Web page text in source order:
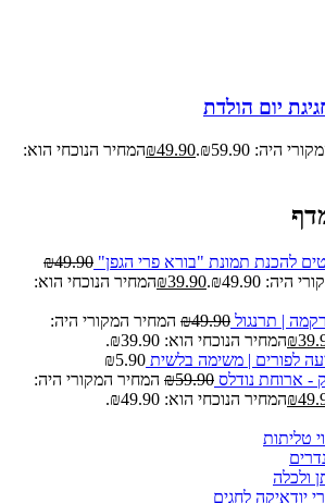
יום הולדת
היה: ₪59.90. ₪49.90
המחיר הנוכחי הוא:
להכנת תמונת "בורא פרי הגפן" ₪49.90
₪49.90.
₪39.90
המחיר הנוכחי הוא:
| תרנגול
₪49.90
המחיר המקורי היה:
₪המחיר הנוכחי הוא: ₪39.90.
לפורים | משימה בלשית
₪5.90
- ארוחת נודלס
₪59.90
המחיר המקורי היה:
₪המחיר הנוכחי הוא: ₪49.90.
טליתות
ולכלה
יודאיקה לחגים